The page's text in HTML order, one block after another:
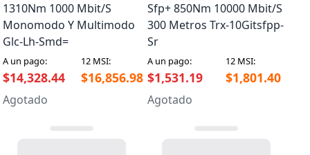
1310Nm 1000 Mbit/S
Monomodo Y Multimodo
Glc-Lh-Smd=
A un pago: 12 MSI:
$14,328.44 $16,856.98
Agotado
Sfp+ 850Nm 10000 Mbit/S
300 Metros Trx-10Gitsfpp-
Sr
A un pago: 12 MSI:
$1,531.19 $1,801.40
Agotado